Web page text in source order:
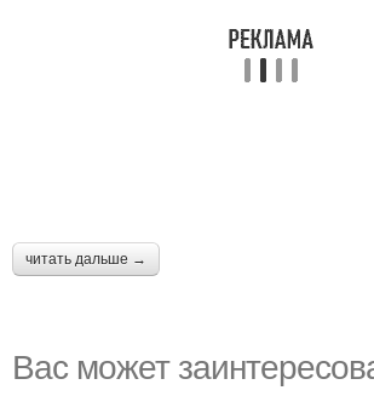
читать дальше →
Вас может